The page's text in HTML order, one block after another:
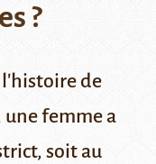
?
l'histoire de
femme a
soit au